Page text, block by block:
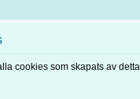
cookies som skapats av